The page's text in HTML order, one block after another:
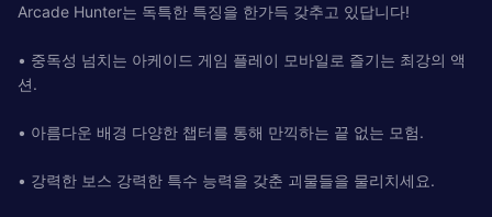
Arcade Hunter는 독특한 특징을 한가득 갖추고 있답니다!
• 중독성 넘치는 아케이드 게임 플레이 모바일로 즐기는 최강의 액
션.
• 아름다운 배경 다양한 챕터를 통해 만끽하는 끝 없는 모험.
• 강력한 보스 강력한 특수 능력을 갖춘 괴물들을 물리치세요.